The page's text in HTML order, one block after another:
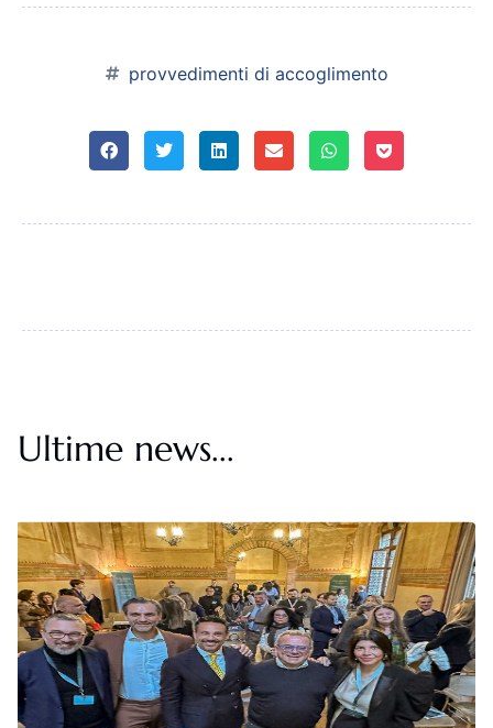
provvedimenti di accoglimento
Ultime news...